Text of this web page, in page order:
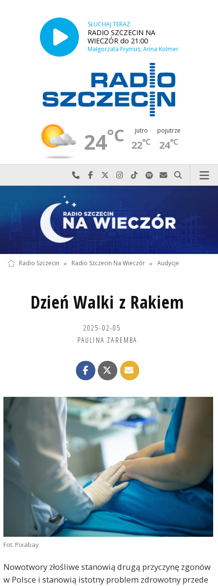
SŁUCHAJ TERAZ
RADIO SZCZECIN NA
WIECZÓR do 21:00
Małgorzata Frymus, Anna Kolmer
24°C jutro
22°C
pojutrze
24°C
Najlepiej po prostu do nas zadzwoń
Odwiedź nas na Facebook-u
Odwiedź nas na X
Odwiedź nas na Instagram-ie
Odwiedź nas na TikTok-u
Szukaj nas na Spotify
Wyślij do nas
Szukaj
Radio Szczecin » Radio Szczecin Na Wieczór » Audycje
Dzień Walki z Rakiem
2025-02-05
PAULINA ZAREMBA
Fot. Pixabay
Nowotwory złośliwe stanowią drugą przyczynę zgonów
w Polsce i stanowią istotny problem zdrowotny przede